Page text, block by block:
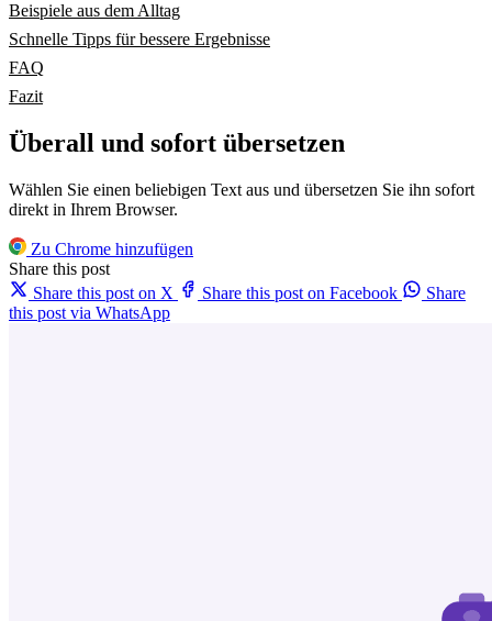
Beispiele aus dem Alltag
Schnelle Tipps für bessere Ergebnisse
FAQ
Fazit
Überall und sofort übersetzen
Wählen Sie einen beliebigen Text aus und übersetzen Sie ihn sofort
direkt in Ihrem Browser.
Zu Chrome hinzufügen
Share this post
Share this post on X
Share this post on Facebook
Share
this post via WhatsApp